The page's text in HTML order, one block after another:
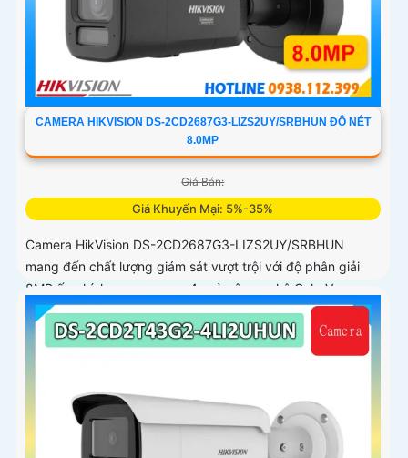
CAMERA HIKVISION DS-2CD2687G3-LIZS2UY/SRBHUN ĐỘ NÉT
8.0MP
Giá Bán:
Giá Khuyến Mại: 5%-35%
Camera HikVision DS-2CD2687G3-LIZS2UY/SRBHUN
mang đến chất lượng giám sát vượt trội với độ phân giải
8MP ống kính zoom quang 4x và công nghệ ColorVu